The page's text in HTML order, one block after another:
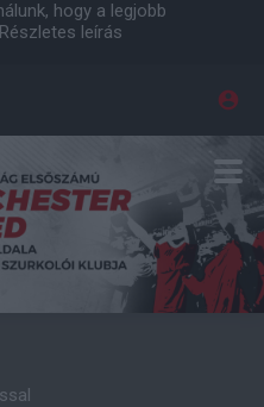
hogy a legjobb
Részletes leírás